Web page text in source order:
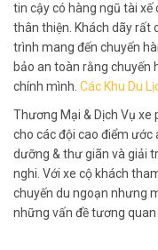
tin cậy có hàng ngũ tài xế
thân thiện. Khách dãy rất
trình mang đến chuyến
bảo an toàn rằng chuyến
chính mình. Các Khu Du
Thương Mại & Dịch Vụ xe
cho các đội cao điểm ước
dưỡng & thư giãn và giải
nghi. Với xe cộ khách
chuyến du ngoạn nhưng
những vấn đề tương